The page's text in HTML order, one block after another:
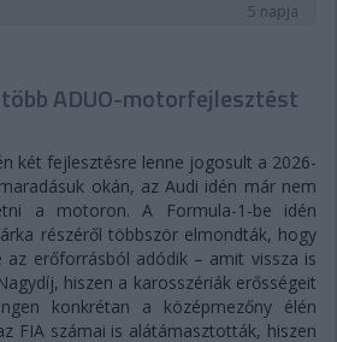
5 napja
több ADUO-motorfejlesztést
két fejlesztésre lenne jogosult a 2026-
okán, az Audi idén már nem
a motoron. A Formula-1-be idén
részéről többször elmondták, hogy
az erőforrásból adódik – amit vissza is
hiszen a karosszériák erősségeit
konkrétan a középmezőny élén
FIA számai is alátámasztották, hiszen